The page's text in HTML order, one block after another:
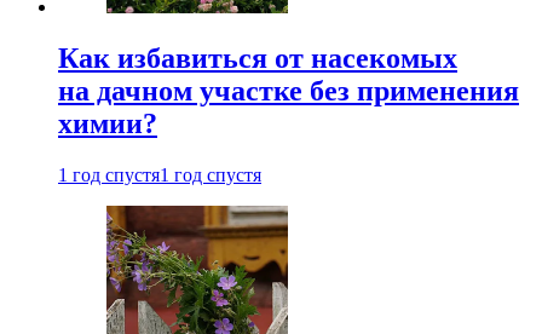
Как избавиться от насекомых
на дачном участке без применения
химии?
1 год спустя1 год спустя